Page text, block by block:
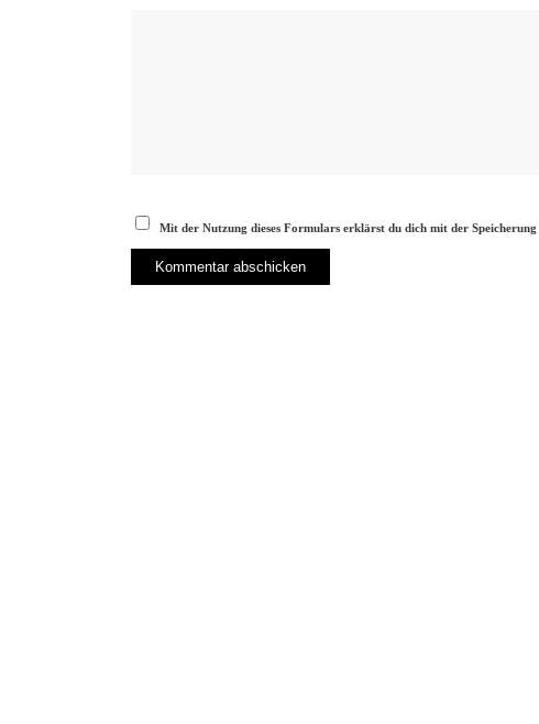
Mit der Nutzung dieses Formulars erklärst du dich mit der